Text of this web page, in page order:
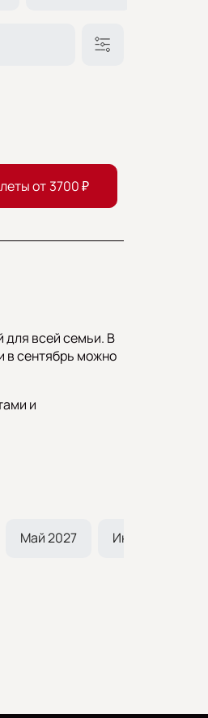
от 3700₽
для всей семьи. В
в сентябрь можно
и
Май 2027 Июнь 2027